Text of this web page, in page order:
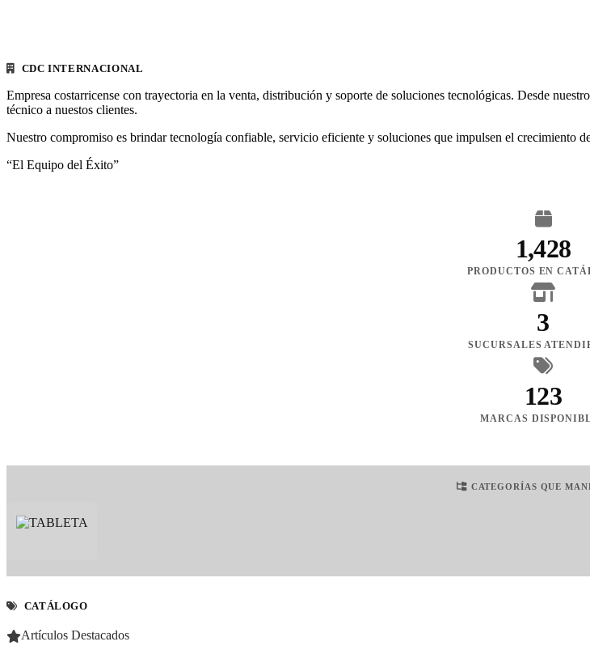
CDC INTERNACIONAL
Empresa costarricense con trayectoria en la venta, distribución y soporte de soluciones tecnológicas. Desde
técnico a nuestos clientes.
Nuestro compromiso es brindar tecnología confiable, servicio eficiente y soluciones que impulsen el crecimiento
“El Equipo del Éxito”
1,428
PRODUCTOS EN
3
SUCURSALES
123
MARCAS
CATEGORÍAS QUE
CATÁLOGO
Artículos Destacados